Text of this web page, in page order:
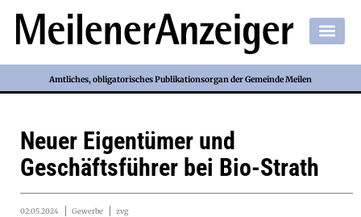
Amtliches, obligatorisches Publikationsorgan der Gemeinde Meilen
Neuer Eigentümer und
Geschäftsführer bei Bio-Strath
02.05.2024 Gewerbe zvg